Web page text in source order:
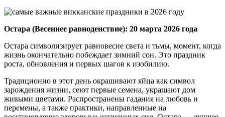
Остара (Весеннее равноденствие): 20 марта 2026 года
Остара символизирует равновесие света и тьмы, момент, когда
жизнь окончательно побеждает зимний сон. Это праздник
роста, обновления и первых шагов к изобилию.
Традиционно в этот день окрашивают яйца как символ
зарождения жизни, сеют первые семена, украшают дом
живыми цветами. Распространены гадания на любовь и
перемены, а также практики, направленные на